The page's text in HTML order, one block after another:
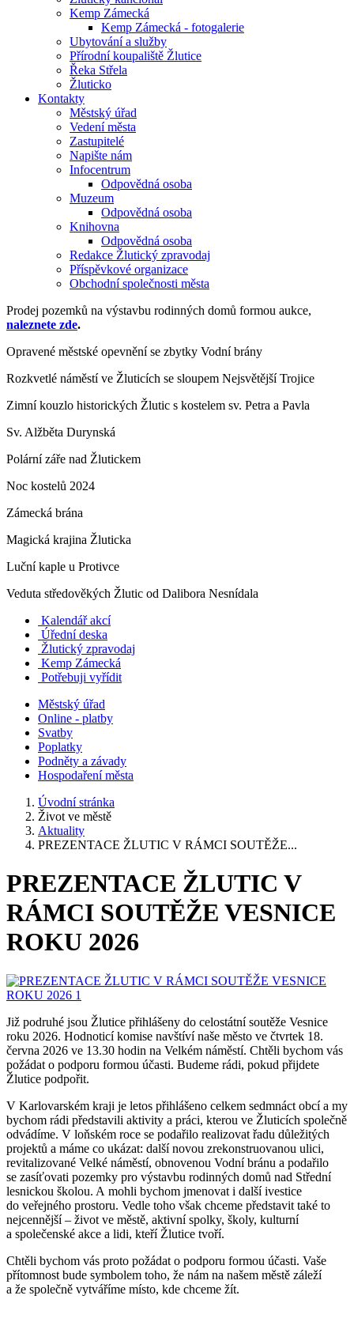
Kemp Zámecká
Kemp Zámecká - fotogalerie
Ubytování a služby
Přírodní koupaliště Žlutice
Řeka Střela
Žluticko
Kontakty
Městský úřad
Vedení města
Zastupitelé
Napište nám
Infocentrum
Odpovědná osoba
Muzeum
Odpovědná osoba
Knihovna
Odpovědná osoba
Redakce Žlutický zpravodaj
Příspěvkové organizace
Obchodní společnosti města
Prodej pozemků na výstavbu rodinných domů formou aukce,
naleznete zde.
Opravené městské opevnění se zbytky Vodní brány
Rozkvetlé náměstí ve Žluticích se sloupem Nejsvětější Trojice
Zimní kouzlo historických Žlutic s kostelem sv. Petra a Pavla
Sv. Alžběta Durynská
Polární záře nad Žlutickem
Noc kostelů 2024
Zámecká brána
Magická krajina Žluticka
Luční kaple u Protivce
Veduta středověkých Žlutic od Dalibora Nesnídala
Kalendář akcí
Úřední deska
Žlutický zpravodaj
Kemp Zámecká
Potřebuji vyřídit
Městský úřad
Online - platby
Svatby
Poplatky
Podněty a závady
Hospodaření města
Úvodní stránka
Život ve městě
Aktuality
PREZENTACE ŽLUTIC V RÁMCI SOUTĚŽE...
PREZENTACE ŽLUTIC V
RÁMCI SOUTĚŽE VESNICE
ROKU 2026
Již podruhé jsou Žlutice přihlášeny do celostátní soutěže Vesnice
roku 2026. Hodnoticí komise navštíví naše město ve čtvrtek 18.
června 2026 ve 13.30 hodin na Velkém náměstí. Chtěli bychom vás
požádat o podporu formou účasti. Budeme rádi, pokud přijdete
Žlutice podpořit.
V Karlovarském kraji je letos přihlášeno celkem sedmnáct obcí a my
bychom rádi představili aktivity a práci, kterou ve Žluticích společně
odvádíme. V loňském roce se podařilo realizovat řadu důležitých
projektů a máme co ukázat: další novou zrekonstruovanou ulici,
revitalizované Velké náměstí, obnovenou Vodní bránu a podařilo
se zasíťovati pozemky pro výstavbu rodinných domů nad Střední
lesnickou školou. A mohli bychom jmenovat i další ivestice
do veřejného prostoru. Vedle toho však chceme představit také to
nejcennější – život ve městě, aktivní spolky, školy, kulturní
a společenské akce a lidi, kteří Žlutice tvoří.
Chtěli bychom vás proto požádat o podporu formou účasti. Vaše
přítomnost bude symbolem toho, že nám na našem městě záleží
a že společně vytváříme místo, kde chceme žít.